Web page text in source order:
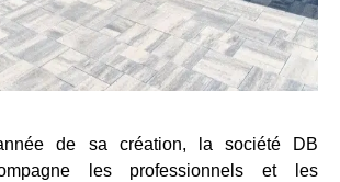
de sa création, la société DB
les professionnels et les